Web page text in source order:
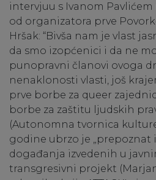
intervjuu s Ivanom
od organizatora prve
Hršak: “Bivša nam je vlast
da smo izopćenici i da ne
punopravni članovi ovoga
nenaklonosti vlasti, još
prve borbe za queer
borbe za zaštitu ljudskih
(Autonomna tvornica
godine ubrzo je „prepoznat
događanja izvedenih u
transgresivni projekt